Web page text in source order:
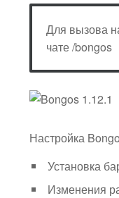
Для вызова
чате /bongos
Настройка
Установка
Изменения